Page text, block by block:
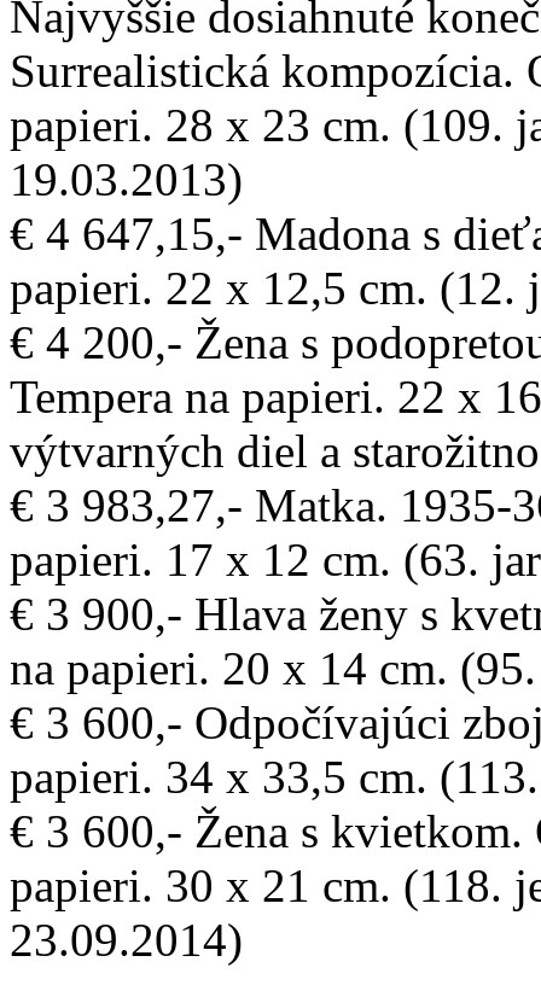
Najvyššie dosiahnuté
Surrealistická kompozícia.
papieri. 28 x 23 cm. (109.
19.03.2013)
€ 4 647,15,- Madona s
papieri. 22 x 12,5 cm. (12.
€ 4 200,- Žena s
Tempera na papieri. 22 x
výtvarných diel a
€ 3 983,27,- Matka. 1935-
papieri. 17 x 12 cm. (63.
€ 3 900,- Hlava ženy s
na papieri. 20 x 14 cm.
€ 3 600,- Odpočívajúci
papieri. 34 x 33,5 cm.
€ 3 600,- Žena s kvietkom.
papieri. 30 x 21 cm. (118.
23.09.2014)